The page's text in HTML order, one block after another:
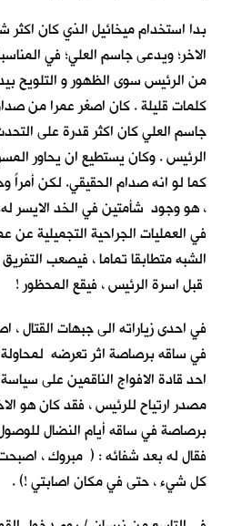
بدا استخدام ميخائيل الذي كان اكثر
الاخر؛ ويدعى جاسم العلي؛ في
من الرئيس سوى الظهور و التلويح
كلمات قليلة . كان اصغر عمرا من
جاسم العلي كان اكثر قدرة على
الرئيس . وكان يستطيع ان يحاور
كما لو انه صدام الحقيقي. لكن أمراً
، هو وجود شأمتين في الخد الايسر
في العمليات الجراحية التجميلية
الشبه متطابقا تماما ، فيصعب
قبل اسرة الرئيس ، فيقع المحظور !
في احدى زياراته الى جبهات القتال
في ساقه برصاصة اثر تعرضه لمحاولة
احد قادة الافواج الناقمين على
مصدر ارتياح للرئيس ، فقد كان هو
برصاصة في ساقه أيام النضال
فقال له بعد شفائه : ( مبروك ،
كل شيء ، حتى في مكان اصابتي !) .